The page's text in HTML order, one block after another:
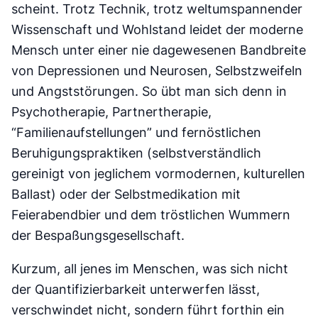
scheint. Trotz Technik, trotz weltumspannender
Wissenschaft und Wohlstand leidet der moderne
Mensch unter einer nie dagewesenen Bandbreite
von Depressionen und Neurosen, Selbstzweifeln
und Angststörungen. So übt man sich denn in
Psychotherapie, Partnertherapie,
“Familienaufstellungen” und fernöstlichen
Beruhigungspraktiken (selbstverständlich
gereinigt von jeglichem vormodernen, kulturellen
Ballast) oder der Selbstmedikation mit
Feierabendbier und dem tröstlichen Wummern
der Bespaßungsgesellschaft.
Kurzum, all jenes im Menschen, was sich nicht
der Quantifizierbarkeit unterwerfen lässt,
verschwindet nicht, sondern führt forthin ein